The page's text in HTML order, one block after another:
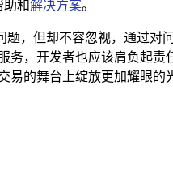
和解决方案。
题，但却不容忽视，通过
务，开发者也应该肩负起
易的舞台上绽放更加耀眼的